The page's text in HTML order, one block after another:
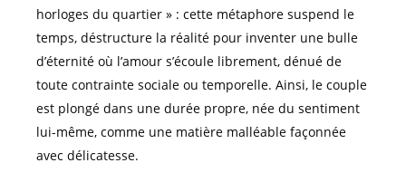
horloges du quartier » : cette métaphore suspend le
temps, déstructure la réalité pour inventer une bulle
d’éternité où l’amour s’écoule librement, dénué de
toute contrainte sociale ou temporelle. Ainsi, le couple
est plongé dans une durée propre, née du sentiment
lui-même, comme une matière malléable façonnée
avec délicatesse.